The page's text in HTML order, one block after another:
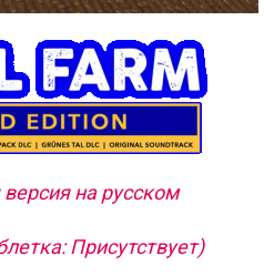
на русском
Присутствует)